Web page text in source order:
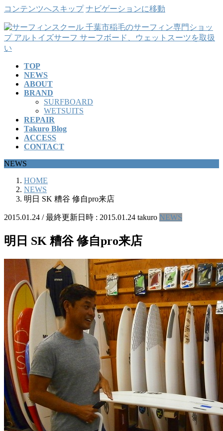
コンテンツへスキップ ナビゲーションに移動
TOP
NEWS
ABOUT
BRAND
SURFBOARD
WETSUITS
REPAIR
Takuro Blog
ACCESS
CONTACT
NEWS
HOME
NEWS
明日 SK 糟谷 修自pro来店
2015.01.24 / 最終更新日時 : 2015.01.24 takuro NEWS
明日 SK 糟谷 修自pro来店